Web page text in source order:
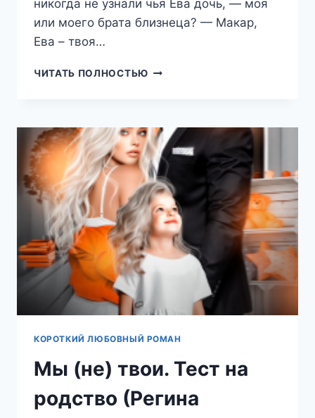
никогда не узнали чья Ева дочь, — моя
или моего брата близнеца? — Макар,
Ева – твоя…
ЧИТАТЬ ПОЛНОСТЬЮ РАЗВОД.
ТОБОЙ
2.
НЕВСКИЕ
(РЕГИНА
ЯНТАРНАЯ)
КОРОТКИЙ ЛЮБОВНЫЙ РОМАН
Мы (не) твои. Тест на
родство (Регина